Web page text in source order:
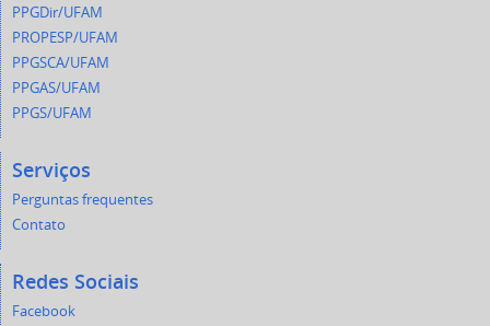
PPGDir/UFAM
PROPESP/UFAM
PPGSCA/UFAM
PPGAS/UFAM
PPGS/UFAM
Serviços
Perguntas frequentes
Contato
Redes Sociais
Facebook